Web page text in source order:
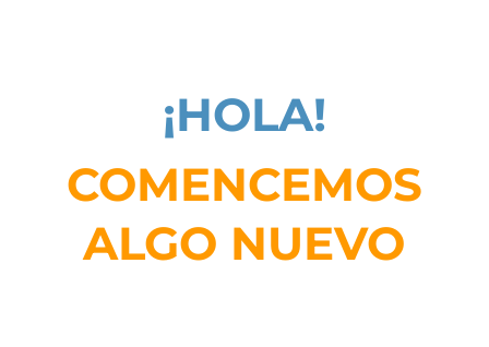
¡HOLA!
COMENCEMOS
ALGO NUEVO